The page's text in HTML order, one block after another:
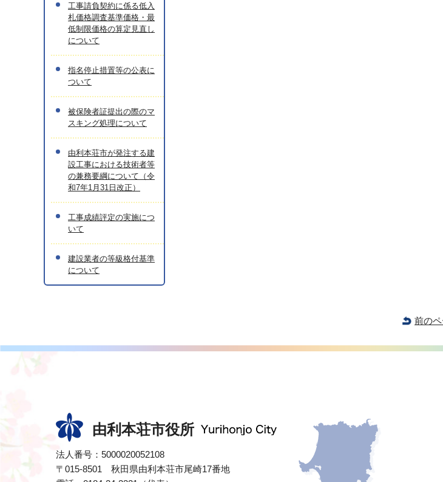
工事請負契約に係る低入
札価格調査基準価格・最
低制限価格の算定見直し
について
指名停止措置等の公表に
ついて
被保険者証提出の際のマ
スキング処理について
由利本荘市が発注する建
設工事における技術者等
の兼務要綱について（令
和7年1月31日改正）
工事成績評定の実施につ
いて
建設業者の等級格付基準
について
前の
由利本荘市役所
法人番号：5000020052108
〒015-8501 秋田県由利本荘市尾崎17番地